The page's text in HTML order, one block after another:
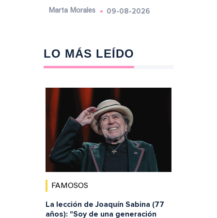
Marta Morales 09-08-2026
LO MÁS LEÍDO
FAMOSOS
La lección de Joaquín Sabina (77
años): "Soy de una generación